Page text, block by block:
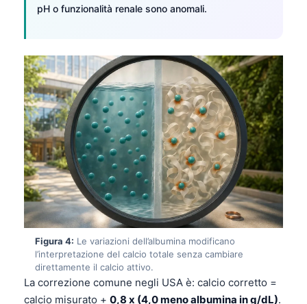
pH o funzionalità renale sono anomali.
Figura 4: Le variazioni dell’albumina modificano
l’interpretazione del calcio totale senza cambiare
direttamente il calcio attivo.
La correzione comune negli USA è: calcio corretto =
calcio misurato + 0,8 x (4,0 meno albumina in g/dL).